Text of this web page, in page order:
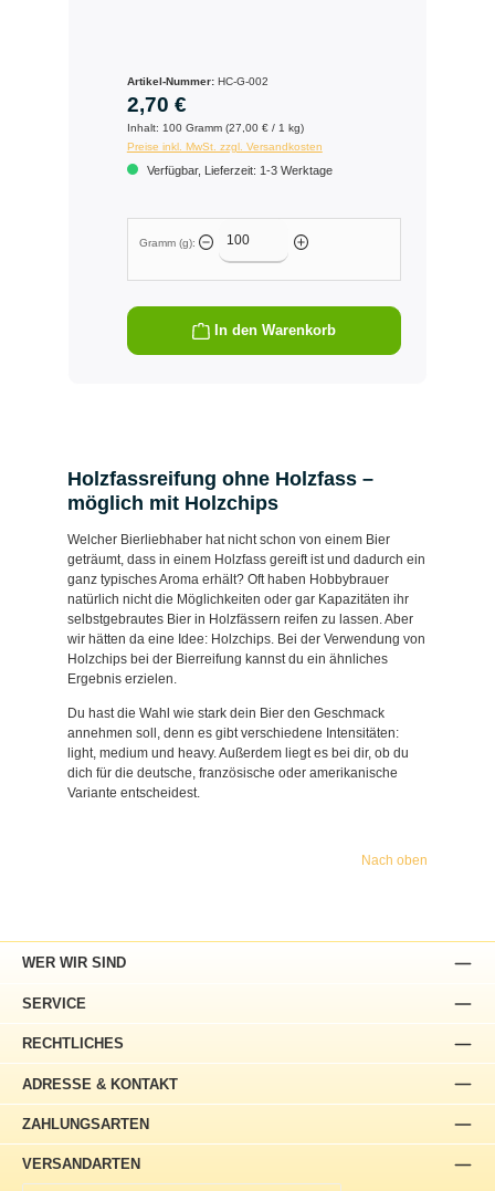
Artikel-Nummer: HC-G-002
2,70 €
Inhalt: 100 Gramm (27,00 € / 1 kg)
Preise inkl. MwSt. zzgl. Versandkosten
Verfügbar, Lieferzeit: 1-3 Werktage
Gramm (g):
In den Warenkorb
Holzfassreifung ohne Holzfass –
möglich mit Holzchips
Welcher Bierliebhaber hat nicht schon von einem Bier
geträumt, dass in einem Holzfass gereift ist und dadurch ein
ganz typisches Aroma erhält? Oft haben Hobbybrauer
natürlich nicht die Möglichkeiten oder gar Kapazitäten ihr
selbstgebrautes Bier in Holzfässern reifen zu lassen. Aber
wir hätten da eine Idee: Holzchips. Bei der Verwendung von
Holzchips bei der Bierreifung kannst du ein ähnliches
Ergebnis erzielen.
Du hast die Wahl wie stark dein Bier den Geschmack
annehmen soll, denn es gibt verschiedene Intensitäten:
light, medium und heavy. Außerdem liegt es bei dir, ob du
dich für die deutsche, französische oder amerikanische
Variante entscheidest.
Nach oben
ADRESSE & KONTAKT
WER WIR SIND
SERVICE
RECHTLICHES
ZAHLUNGSARTEN
VERSANDARTEN